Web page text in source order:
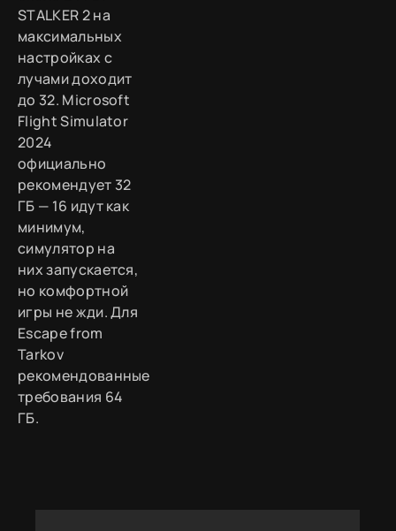
STALKER 2 на
максимальных
настройках с
лучами доходит
до 32. Microsoft
Flight Simulator
2024
официально
рекомендует 32
ГБ — 16 идут как
минимум,
симулятор на
них запускается,
но комфортной
игры не жди. Для
Escape from
Tarkov
рекомендованные
требования 64
ГБ.